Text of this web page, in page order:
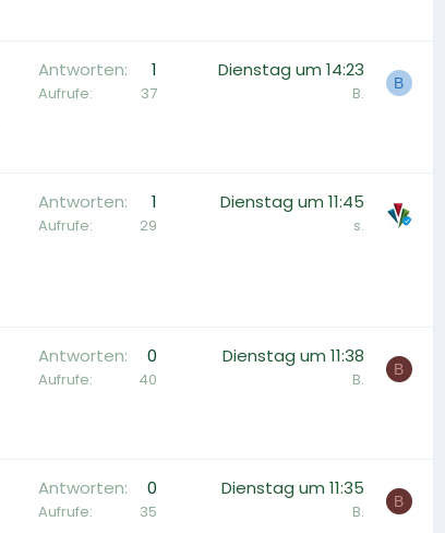
Antworten 1
Aufrufe 37
Dienstag um 14:23
B. B
Antworten 1
Aufrufe 29
Dienstag um 11:45
s.
Antworten 0
Aufrufe 40
Dienstag um 11:38
B. B
Antworten 0
Aufrufe 35
Dienstag um 11:35
B. B